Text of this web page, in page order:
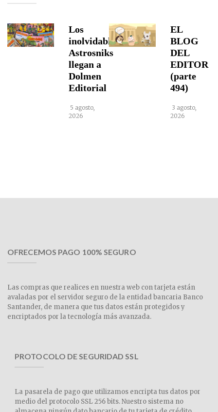
Los
inolvidables
Astrosniks
llegan a
Dolmen
Editorial
5 agosto,
2026
EL
BLOG
DEL
EDITOR
(parte
494)
3 agosto,
2026
OFRECEMOS PAGO 100% SEGURO
Las compras que realices en nuestra web con tarjeta están
avaladas por el servidor seguro de la entidad bancaria Banco
Santander, de manera que tus datos están protegidos y
encriptados por la tecnología más avanzada.
PROTOCOLO DE SEGURIDAD SSL
La pasarela de pago que utilizamos encripta tus datos por
medio del protocolo SSL 256 bits. Nuestro sistema no